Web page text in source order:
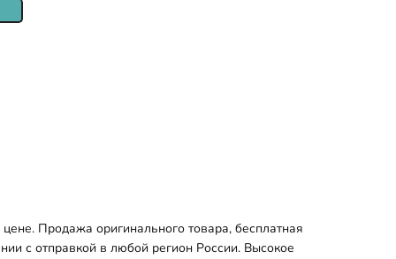
Продажа оригинального товара, бесплатная
с отправкой в любой регион России. Высокое